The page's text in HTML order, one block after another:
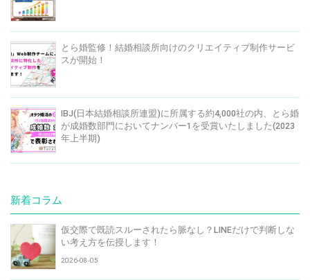
とら婚監修！結婚相談所向けのクリエイティブ制作サービ
スが開始！
IBJ(日本結婚相談所連盟)に所属する約4,000社の内、とら婚
が成婚数部門においてナンバー1を受賞いたしました(2023
年上半期)
新着コラム
仮交際で既読スルーされたら脈なし？LINEだけで判断しな
い考え方を伝授します！
2026-08-05